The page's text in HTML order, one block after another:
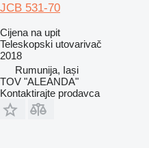
JCB 531-70
Cijena na upit
Teleskopski utovarivač
2018
Rumunija, Iași
TOV "ALEANDA"
Kontaktirajte prodavca